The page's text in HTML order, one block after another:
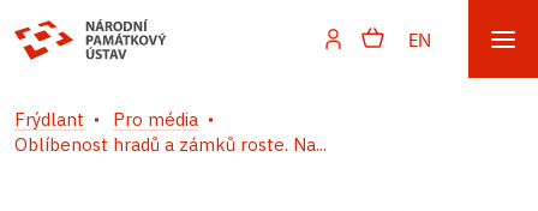
EN
Frýdlant
Pro média
Oblíbenost hradů a zámků roste. Na...